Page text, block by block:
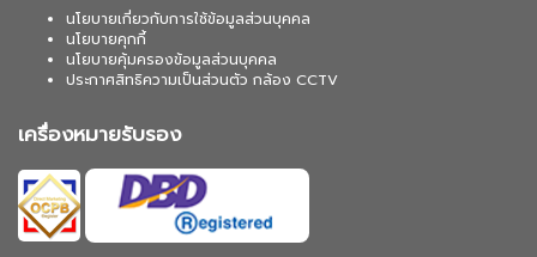
นโยบายเกี่ยวกับการใช้ข้อมูลส่วนบุคคล
นโยบายคุกกี้
นโยบายคุ้มครองข้อมูลส่วนบุคคล
ประกาศสิทธิความเป็นส่วนตัว กล้อง CCTV
เครื่องหมายรับรอง